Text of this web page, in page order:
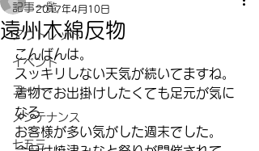
記事一覧
アウトレット
イベント
コート
メンテナンス
七五三
遠州木綿反物
2017年4月10日
こんばんは。
スッキリしない天気が続いてますね。
着物でお出掛けしたくても足元が気に
なる
お客様が多い気がした週末でした。